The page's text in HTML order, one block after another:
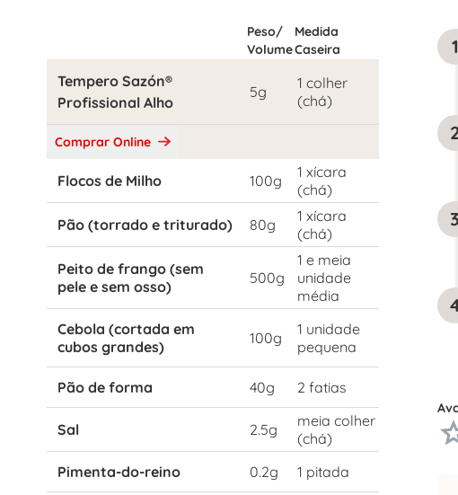
Peso/
Volume
Medida
Caseira
Tempero Sazón®
Profissional Alho
5g
1 colher
(chá)
Comprar Online
Flocos de Milho 100g
1 xícara
(chá)
Pão (torrado e triturado)
80g
1 xícara
(chá)
Peito de frango (sem
pele e sem osso)
500g
1 e meia
unidade
média
Cebola (cortada em
cubos grandes)
100g
1 unidade
pequena
Pão de forma 40g 2 fatias
Sal 2.5g
meia colher
(chá)
Pimenta-do-reino
0.2g 1 pitada
1
3